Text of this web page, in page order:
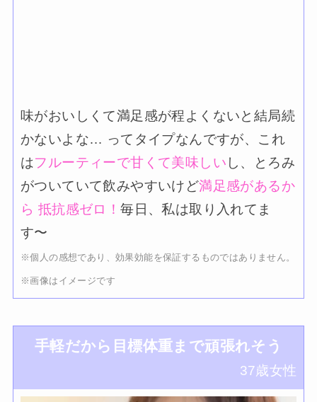
味がおいしくて満足感が程よくないと結局続
かないよな… ってタイプなんですが、これ
はフルーティーで甘くて美味しい し、とろみ
がついていて飲みやすいけど満足感があるか
ら 抵抗感ゼロ！毎日、私は取り入れてま
す〜
※個人の感想であり、効果効能を保証するものではありません。
※画像はイメージです
手軽だから目標体重まで頑張れそう
37歳女性